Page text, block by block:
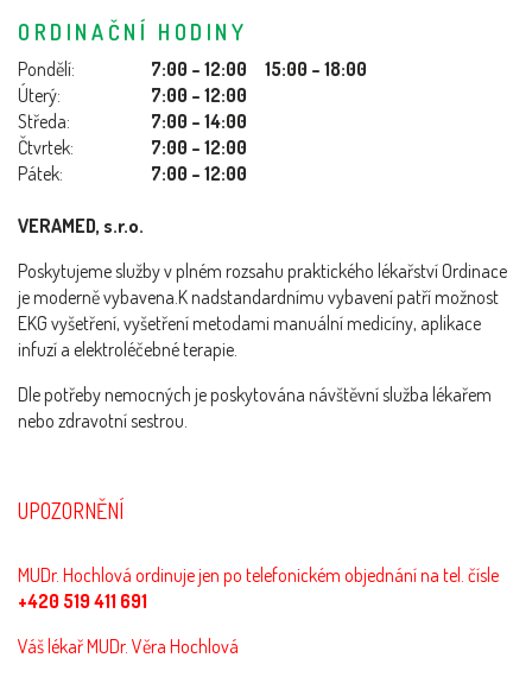
ORDINAČNÍ HODINY
Pondělí:
7:00 – 12:00 15:00 – 18:00
Úterý:
7:00 – 12:00
Středa:
7:00 – 14:00
Čtvrtek:
7:00 – 12:00
Pátek:
7:00 – 12:00
VERAMED, s.r.o.
Poskytujeme služby v plném rozsahu praktického lékařství Ordinace
je moderně vybavena.K nadstandardnímu vybavení patří možnost
EKG vyšetření, vyšetření metodami manuální medicíny, aplikace
infuzí a elektroléčebné terapie.
Dle potřeby nemocných je poskytována návštěvní služba lékařem
nebo zdravotní sestrou.
UPOZORNĚNÍ
MUDr. Hochlová ordinuje jen po telefonickém objednání na tel. čísle
+420 519 411 691
Váš lékař MUDr. Věra Hochlová